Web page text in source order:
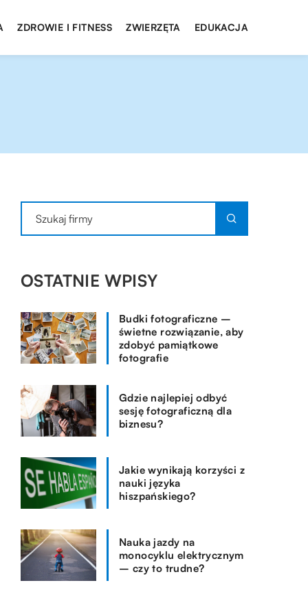
ZDROWIE I FITNESS ZWIERZĘTA EDUKACJA
OSTATNIE WPISY
Budki fotograficzne –
świetne rozwiązanie, aby
zdobyć pamiątkowe
fotografie
Gdzie najlepiej odbyć
sesję fotograficzną dla
biznesu?
Jakie wynikają korzyści z
nauki języka
hiszpańskiego?
Nauka jazdy na
monocyklu elektrycznym
– czy to trudne?